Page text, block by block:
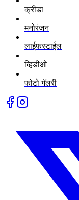
क्रीडा
मनोरंजन
लाईफस्टाईल
व्हिडीओ
फोटो गॅलरी